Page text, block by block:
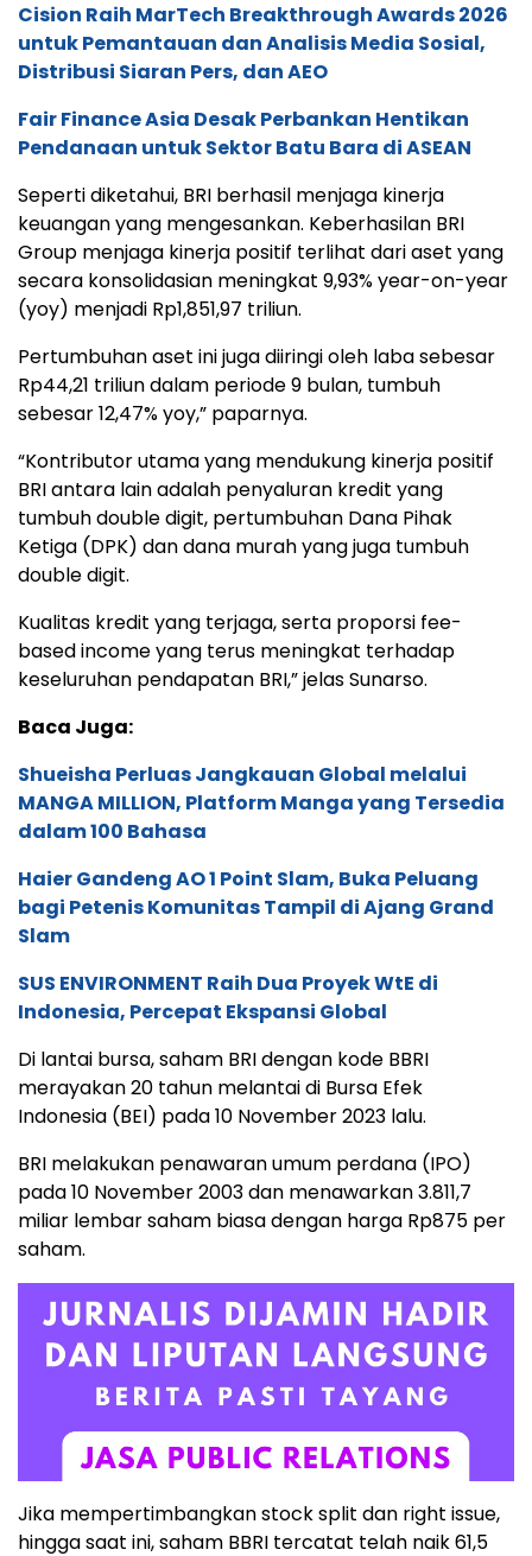
Cision Raih MarTech Breakthrough Awards 2026
untuk Pemantauan dan Analisis Media Sosial,
Distribusi Siaran Pers, dan AEO
Fair Finance Asia Desak Perbankan Hentikan
Pendanaan untuk Sektor Batu Bara di ASEAN
Seperti diketahui, BRI berhasil menjaga kinerja
keuangan yang mengesankan. Keberhasilan BRI
Group menjaga kinerja positif terlihat dari aset yang
secara konsolidasian meningkat 9,93% year-on-year
(yoy) menjadi Rp1,851,97 triliun.
Pertumbuhan aset ini juga diiringi oleh laba sebesar
Rp44,21 triliun dalam periode 9 bulan, tumbuh
sebesar 12,47% yoy,” paparnya.
“Kontributor utama yang mendukung kinerja positif
BRI antara lain adalah penyaluran kredit yang
tumbuh double digit, pertumbuhan Dana Pihak
Ketiga (DPK) dan dana murah yang juga tumbuh
double digit.
Kualitas kredit yang terjaga, serta proporsi fee-
based income yang terus meningkat terhadap
keseluruhan pendapatan BRI,” jelas Sunarso.
Baca Juga:
Shueisha Perluas Jangkauan Global melalui
MANGA MILLION, Platform Manga yang Tersedia
dalam 100 Bahasa
Haier Gandeng AO 1 Point Slam, Buka Peluang
bagi Petenis Komunitas Tampil di Ajang Grand
Slam
SUS ENVIRONMENT Raih Dua Proyek WtE di
Indonesia, Percepat Ekspansi Global
Di lantai bursa, saham BRI dengan kode BBRI
merayakan 20 tahun melantai di Bursa Efek
Indonesia (BEI) pada 10 November 2023 lalu.
BRI melakukan penawaran umum perdana (IPO)
pada 10 November 2003 dan menawarkan 3.811,7
miliar lembar saham biasa dengan harga Rp875 per
saham.
Jika mempertimbangkan stock split dan right issue,
hingga saat ini, saham BBRI tercatat telah naik 61,5